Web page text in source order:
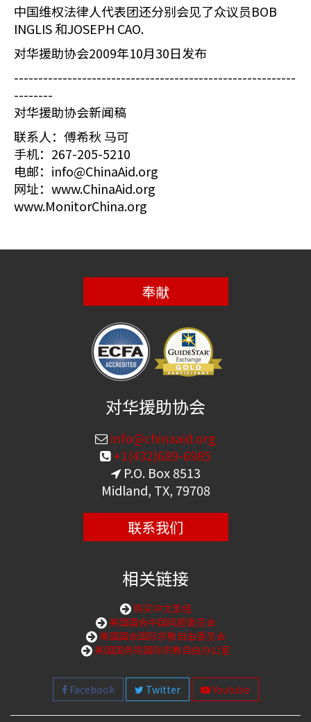
中国维权法律人代表团还分别会见了众议员BOB
INGLIS 和JOSEPH CAO.
对华援助协会2009年10月30日发布
----------------------------------------------------------
--------
对华援助协会新闻稿
联系人：傅希秋 马可
手机：267-205-5210
电邮：info@ChinaAid.org
网址：www.ChinaAid.org
www.MonitorChina.org
奉献
对华援助协会
info@chinaaid.org
+1(432)689-6985
P.O. Box 8513
Midland, TX, 79708
联系我们
相关链接
购买中文圣经
美国国会中国问题委员会
美国国会国际宗教自由委员会
美国国务院国际宗教自由办公室
Facebook Twitter Youtube